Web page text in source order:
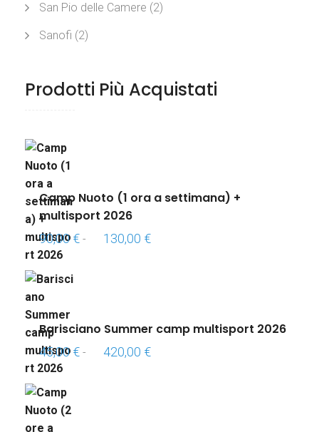
San Pio delle Camere (2)
Sanofi (2)
Prodotti Più Acquistati
Camp Nuoto (1 ora a settimana) +
multisport 2026
90,00€ - 130,00 €Fascia
a
130,00 €
Barisciano Summer camp multisport 2026
45,00€ - 420,00 €Fascia